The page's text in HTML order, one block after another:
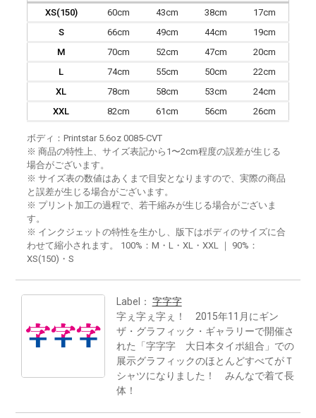
XS(150)
60cm 43cm 38cm
17cm
S
66cm 49cm 44cm
19cm
M
70cm 52cm 47cm
20cm
L
74cm 55cm 50cm
22cm
XL
78cm 58cm 53cm
24cm
XXL
82cm 61cm 56cm 26cm
ボディ：Printstar 5.6oz 0085-CVT
※ 商品の特性上、サイズ表記から1〜2cm程度の誤差が生じる
場合がございます。
※ サイズ表の数値はあくまで目安となりますので、実際の商品
と誤差が生じる場合がございます。
※ プリント加工の過程で、若干縮みが生じる場合がございま
す。
※ インクジェットの特性を生かし、版下はボディのサイズに合
わせて縮小されます。 100%：M・L・XL・XXL ｜ 90%：
XS(150)・S
Label： 字字字
字ぇ字ぇ字ぇ！ 2015年11月にギン
ザ・グラフィック・ギャラリーで開催さ
れた「字字字 大日本タイポ組合」での
展示グラフィックのほとんどすべてがＴ
シャツになりました！ みんなで着て長
体！